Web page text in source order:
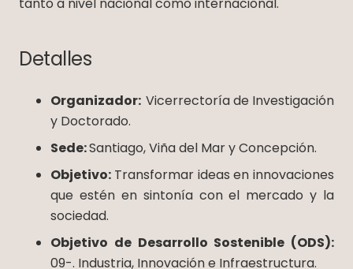
Detalles
Organizador: Vicerrectoría de Investigación
y Doctorado.
Sede:Santiago, Viña del Mar y Concepción.
Objetivo: Transformar ideas en innovaciones
que estén en sintonía con el mercado y la
sociedad.
Objetivo de Desarrollo Sostenible (ODS):
09-. Industria, Innovación e Infraestructura.